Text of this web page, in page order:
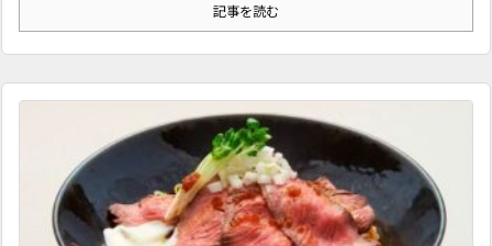
記事を読む